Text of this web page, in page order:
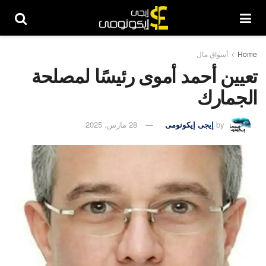
Home أسواق مال
تعيين أحمد أموى رئيسًا لمصلحة
الجمارك
by إيجى إيكونومى 28 مارس، 2025